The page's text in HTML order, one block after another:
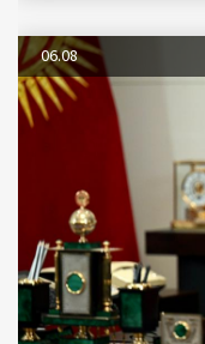
06.08